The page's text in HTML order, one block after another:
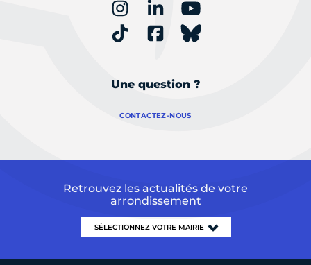
Une question ?
CONTACTEZ-NOUS
Retrouvez les actualités de votre
arrondissement